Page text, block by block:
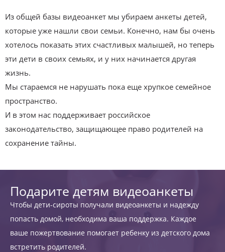
Из общей базы видеоанкет мы убираем анкеты детей,
которые уже нашли свои семьи. Конечно, нам бы очень
хотелось показать этих счастливых малышей, но теперь
эти дети в своих семьях, и у них начинается другая
жизнь.
Мы стараемся не нарушать пока еще хрупкое семейное
пространство.
И в этом нас поддерживает российское
законодательство, защищающее право родителей на
сохранение тайны.
Подарите детям видеоанкеты
Чтобы дети-сироты получали видеоанкеты и надежду
попасть домой, необходима ваша поддержка. Каждое
ваше пожертвование помогает ребенку из детского дома
встретить родителей.